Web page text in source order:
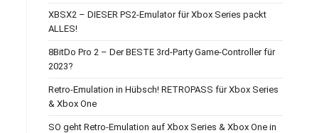
XBSX2 – DIESER PS2-Emulator für Xbox Series packt
ALLES!
8BitDo Pro 2 – Der BESTE 3rd-Party Game-Controller für
2023?
Retro-Emulation in Hübsch! RETROPASS für Xbox Series
& Xbox One
SO geht Retro-Emulation auf Xbox Series & Xbox One in